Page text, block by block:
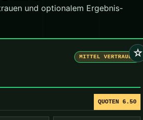
und optionalem Ergebnis-
☆
MITTEL VERTRAUEN
QUOTEN 6.50